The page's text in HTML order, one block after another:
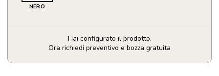
NERO
Hai configurato il prodotto.
Ora richiedi preventivo e bozza gratuita
Set